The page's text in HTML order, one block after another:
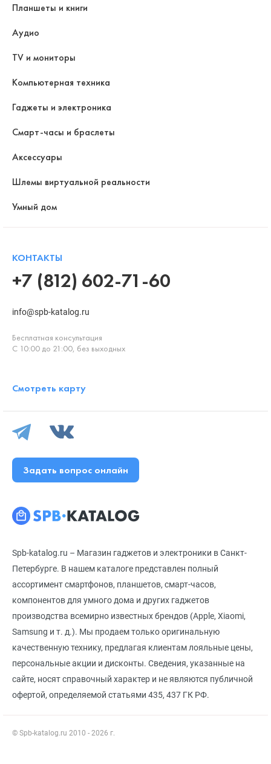
Spb-katalog.ru – Магазин гаджетов и электроники в Санкт-
Петербурге. В нашем каталоге представлен полный
ассортимент смартфонов, планшетов, смарт-часов,
компонентов для умного дома и других гаджетов
производства всемирно известных брендов (Apple, Xiaomi,
Samsung и т. д.). Мы продаем только оригинальную
качественную технику, предлагая клиентам лояльные цены,
персональные акции и дисконты. Сведения, указанные на
сайте, носят справочный характер и не являются публичной
офертой, определяемой статьями 435, 437 ГК РФ.
© Spb-katalog.ru 2010 - 2026 г.
Планшеты и книги
Аудио
TV и мониторы
Компьютерная техника
Гаджеты и электроника
Смарт-часы и браслеты
Аксессуары
Шлемы виртуальной реальности
Умный дом
КОНТАКТЫ
+7 (812) 602-71-60
info@spb-katalog.ru
Бесплатная консультация
С 10:00 до 21:00, без выходных
Смотреть карту
Задать вопрос онлайн